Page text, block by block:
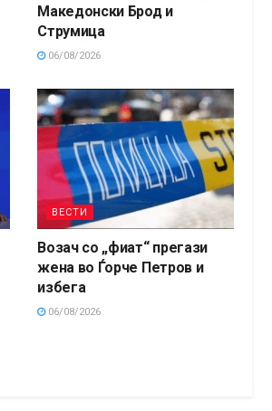
Македонски Брод и
Струмица
06/08/2026
ВЕСТИ
Возач со „фиат“ прегази
жена во Ѓорче Петров и
избега
06/08/2026